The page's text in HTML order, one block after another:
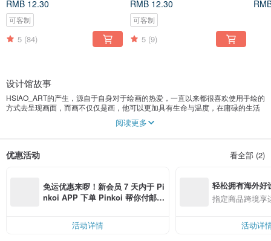
RMB 12.30
可客制
5 (84)
RMB 12.30
可客制
5 (9)
设计馆故事
HSIAO_ART的产生，源自于自身对于绘画的热爱，一直以来都很喜欢使用手绘的
方式去呈现画面，而画不仅仅是画，他可以更加具有生命与温度，在庸碌的生活
里，找寻一点绿洲；在特殊的日子里，内敛的传达爱与祝福….
一般市面常见的方形框，有如刺绣般的一针一线、一笔一画，绣进了手的温度与
阅读更多
优惠活动 看全部 (2)
免运优惠来啰！新会员 7 天内于 Pi
nkoi APP 下单 Pinkoi 帮你付邮
活动详情
轻松拥有海外好
指定商品跨境享
活动详